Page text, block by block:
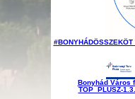
Bonyhád Város
TOP_PLUSZ-